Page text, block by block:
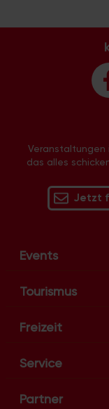
a
o
Veranstaltungen
das alles
Jetzt
Events
Tourismus
Freizeit
Service
Partner